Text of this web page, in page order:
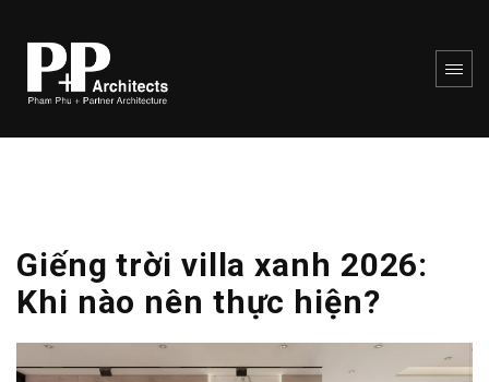
Giếng trời villa xanh 2026:
Khi nào nên thực hiện?